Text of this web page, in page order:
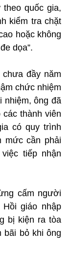
quốc gia,
kiểm tra chặt
hoặc không
dọa”.
đầy năm
chức nhiệm
nhiệm, ông đã
các thành viên
có quy trình
mức cần phải
tiếp nhận
cấm người
giáo nhập
bị kiện ra tòa
bãi bỏ khi ông